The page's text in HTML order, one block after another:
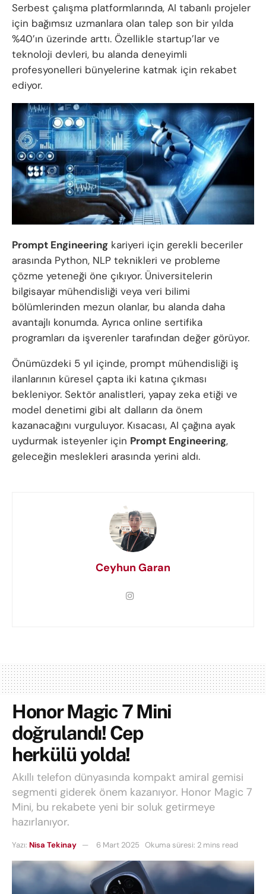
Serbest çalışma platformlarında, AI tabanlı projeler
için bağımsız uzmanlara olan talep son bir yılda
%40’ın üzerinde arttı. Özellikle startup’lar ve
teknoloji devleri, bu alanda deneyimli
profesyonelleri bünyelerine katmak için rekabet
ediyor.
Prompt Engineering kariyeri için gerekli beceriler
arasında Python, NLP teknikleri ve probleme
çözme yeteneği öne çıkıyor. Üniversitelerin
bilgisayar mühendisliği veya veri bilimi
bölümlerinden mezun olanlar, bu alanda daha
avantajlı konumda. Ayrıca online sertifika
programları da işverenler tarafından değer görüyor.
Önümüzdeki 5 yıl içinde, prompt mühendisliği iş
ilanlarının küresel çapta iki katına çıkması
bekleniyor. Sektör analistleri, yapay zeka etiği ve
model denetimi gibi alt dalların da önem
kazanacağını vurguluyor. Kısacası, AI çağına ayak
uydurmak isteyenler için Prompt Engineering,
geleceğin meslekleri arasında yerini aldı.
Ceyhun Garan
Honor Magic 7 Mini
doğrulandı! Cep
herkülü yolda!
Akıllı telefon dünyasında kompakt amiral gemisi
segmenti giderek önem kazanıyor. Honor Magic 7
Mini, bu rekabete yeni bir soluk getirmeye
hazırlanıyor.
Yazı: Nisa Tekinay 6 Mart 2025 Okuma süresi: 2 mins read